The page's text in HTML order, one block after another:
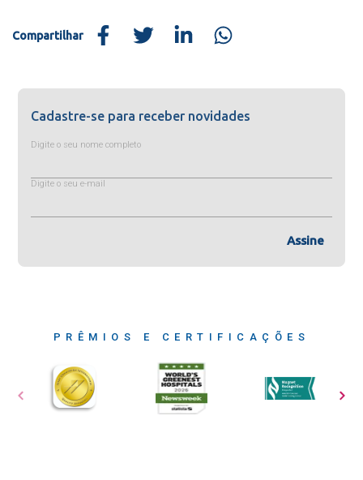
Compartilhar
Cadastre-se para receber novidades
Digite o seu nome completo
Digite o seu e-mail
Assine
PRÊMIOS E CERTIFICAÇÕES